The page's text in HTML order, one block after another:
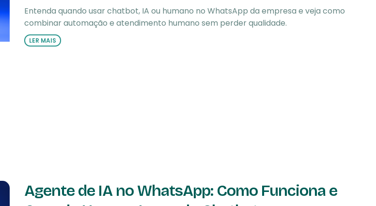
Entenda quando usar chatbot, IA ou humano no WhatsApp da empresa e veja como
combinar automação e atendimento humano sem perder qualidade.
LER MAIS
Agente de IA no WhatsApp: Como Funciona e